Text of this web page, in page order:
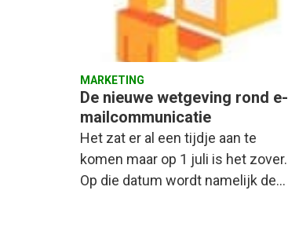
MARKETING
De nieuwe wetgeving rond e-
mailcommunicatie
Het zat er al een tijdje aan te
komen maar op 1 juli is het zover.
Op die datum wordt namelijk de…